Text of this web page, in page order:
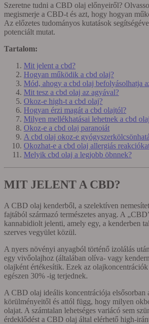
Szeretne tudni a CBD olaj előnyeiről?
megismerje a CBD-t és azt, hogy hogyan
Az előzetes tudományos kutatások
potenciált mutat.
Tartalom:
Mit jelent a cbd?
Hogyan működik a cbd olaj?
Mód, ahogy a cbd olaj befolyásolhatja
Mit tesz a cbd olaj az agyával?
Okoz-e high-t a cbd olaj?
Hogyan érzi magát a cbd olajtól?
Milyen mellékhatásai lehetnek a cbd
Okoz-e a cbd olaj paranoiát
A cbd olaj okoz-e
Okozhat-e a cbd olaj allergiás
Melyik cbd olaj a legjobb öbnnek?
MIT JELENT A CBD?
A CBD olaj kenderből, a szelektíven
fajtából származó természetes anyag. A
kannabidiolt jelenti, amely egy, a kenderben
szerves vegyület közül.
A nyers növényi anyagból történő izolálás
egy vivőolajhoz (általában olíva- vagy
olajként értékesítik. Ezek az
egészen 30% -ig terjednek.
A CBD olaj ideális koncentrációja elsősorban
körülményeitől és attól függ, hogy milyen
olajat. A számtalan lehetséges variácó sem
érdeklődést a CBD olaj által elérhető high-